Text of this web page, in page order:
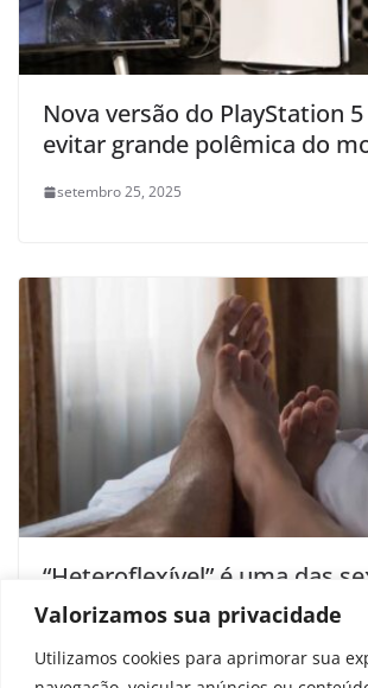
Valorizamos sua privacidade
Utilizamos cookies para aprimorar sua
Nova versão do PlayStation
evitar grande polêmica do
setembro 25, 2025
“Heteroflexível” é uma das
que mais crescem, à medida
pessoas se assumem